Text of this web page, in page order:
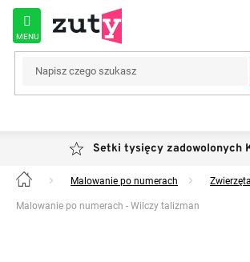
Przejść
treści
Setki tysięcy zadowolonych
Home Malowanie po numerach Zwierzęta
Malowanie po numerach - Wilczy talizman